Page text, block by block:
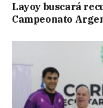
Layoy buscará
Campeonato